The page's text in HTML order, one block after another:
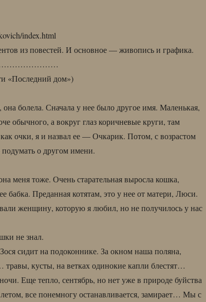
index.html
из повестей. И основное — живопись и графика.
«Последний дом»)
болела. Сначала у нее было другое имя. Маленькая,
обычного, а вокруг глаз коричневые круги, там
очки, я и назвал ее — Очкарик. Потом, с возрастом
о другом имени.
меня тоже. Очень старательная выросла кошка,
бабка. Преданная котятам, это у нее от матери, Люси.
женщину, которую я любил, но не получилось у нас
не знал.
сидит на подоконнике. За окном наша поляна,
кусты, на ветках одинокие капли блестят…
Еще тепло, сентябрь, но нет уже в природе буйства
все понемногу останавливается, замирает… Мы с